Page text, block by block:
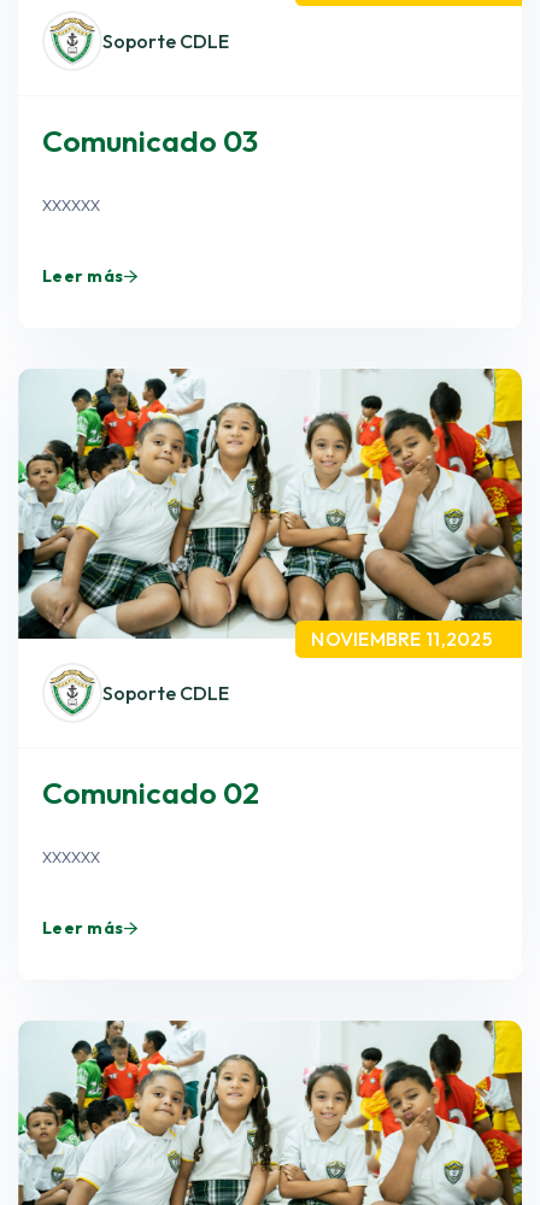
Soporte CDLE
Comunicado 03
xxxxxx
Leer más
Soporte CDLE
NOVIEMBRE 11,2025
Comunicado 02
xxxxxx
Leer más